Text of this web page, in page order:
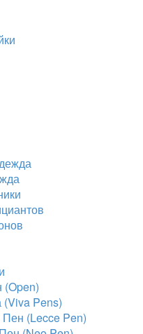
(Open)
(Viva Pens)
Пен (Lecce Pen)